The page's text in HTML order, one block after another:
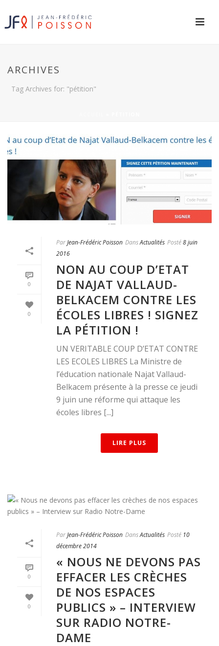
ARCHIVES
Tag Archives for: "pétition"
0
0
ParJean-Frédéric Poisson DansActualités Posté8 juin
2016
NON AU COUP D’ETAT
DE NAJAT VALLAUD-
BELKACEM CONTRE LES
ÉCOLES LIBRES ! SIGNEZ
LA PÉTITION !
UN VERITABLE COUP D’ETAT CONTRE
LES ECOLES LIBRES La Ministre de
l’éducation nationale Najat Vallaud-
Belkacem présente à la presse ce jeudi
9 juin une réforme qui attaque les
écoles libres [...]
LIRE PLUS
0
0
ParJean-Frédéric Poisson DansActualités Posté 10
décembre 2014
« NOUS NE DEVONS PAS
EFFACER LES CRÈCHES
DE NOS ESPACES
PUBLICS » – INTERVIEW
SUR RADIO NOTRE-
DAME